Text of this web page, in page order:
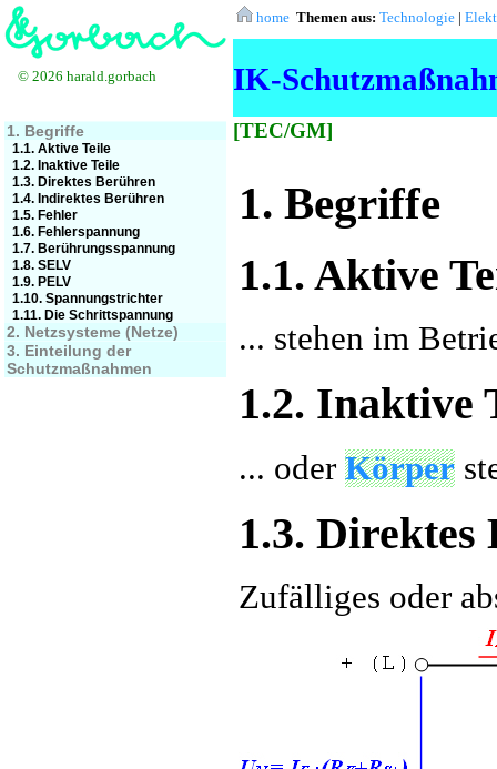
home Themen aus: Technologie |
IK-
[TEC/GM]
© 2026 harald.gorbach
1. Begriffe
1.1. Aktive Teile
1.2. Inaktive Teile
1.3. Direktes Berühren
1.4. Indirektes Berühren
1.5. Fehler
1.6. Fehlerspannung
1.7. Berührungsspannung
1.8. SELV
1.9. PELV
1.10. Spannungstrichter
1.11. Die Schrittspannung
2. Netzsysteme (Netze)
3. Einteilung der
Schutzmaßnahmen
1. Begriffe
1.1. Aktive
... stehen im
1.2. Inaktive
... oder Körper
1.3. Direktes
Zufälliges oder